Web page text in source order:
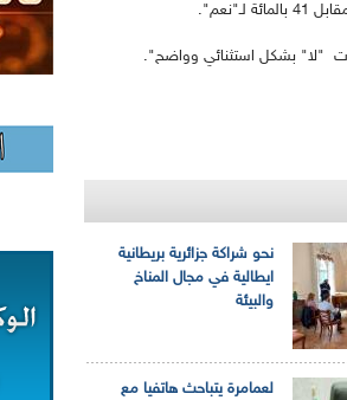
"لا" بشكل استثنائي وواضح".
نحو شراكة جزائرية بريطانية
ايطالية في مجال المناخ
والبيئة
لعمامرة يتباحث هاتفيا مع